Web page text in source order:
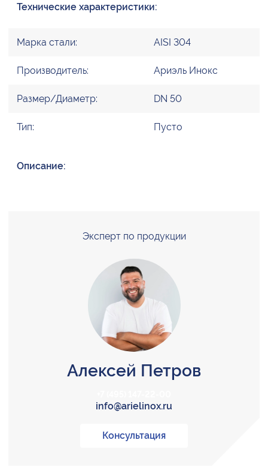
Технические характеристики:
Марка стали: AISI 304
Производитель: Ариэль Инокс
Размер/Диаметр: DN 50
Тип: Пусто
Описание:
Эксперт по продукции
Алексей Петров
info@arielinox.ru
Консультация